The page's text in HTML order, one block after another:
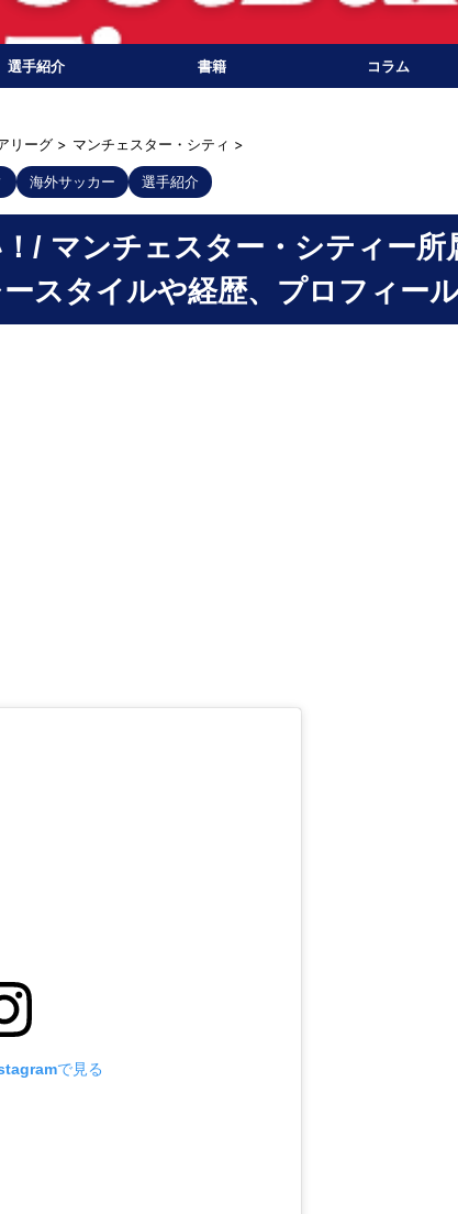
選手紹介 書籍 コラム
リーグ > マンチェスター・シティ >
海外サッカー 選手紹介
/ マンチェスター・シティー所
スタイルや経歴、プロフィール
で見る